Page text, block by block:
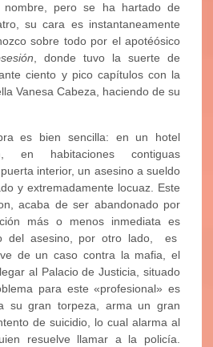
pero se ha hartado de
su cara es instantaneamente
sobre todo por el apotéósico
, donde tuvo la suerte de
ciento y pico capítulos con la
Vanesa Cabeza, haciendo de su
es bien sencilla: en un hotel
en habitaciones contiguas
interior, un asesino a sueldo
y extremadamente locuaz. Este
acaba de ser abandonado por
más o menos inmediata es
del asesino, por otro lado, es
de un caso contra la mafia, el
al Palacio de Justicia, situado
para este «profesional» es
su gran torpeza, arma un gran
de suicidio, lo cual alarma al
resuelve llamar a la policía.